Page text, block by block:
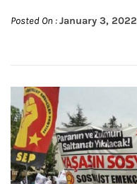
Posted On :January 3, 2022